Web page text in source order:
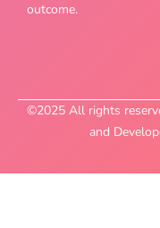
outcome.
©2025 All rights
and